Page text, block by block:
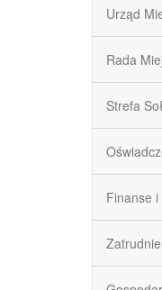
Urząd
Rada
Strefa
Finanse